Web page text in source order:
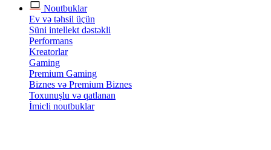
Noutbuklar
Ev və təhsil üçün
Süni intellekt dəstəkli
Performans
Kreatorlar
Gaming
Premium Gaming
Biznes və Premium Biznes
Toxunuşlu və qatlanan
İmicli noutbuklar